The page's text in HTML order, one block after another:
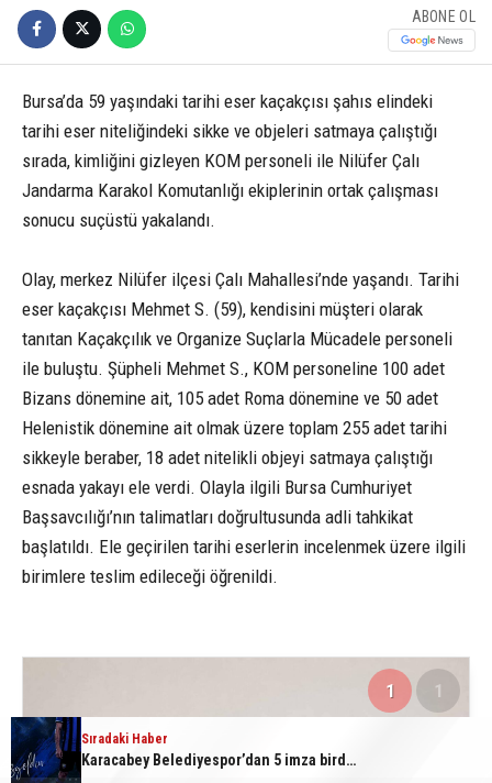
Sıradaki Haber
Tarihi eser kaçakçısı sert kayaya çarptı
ABONE OL
Bursa’da 59 yaşındaki tarihi eser kaçakçısı şahıs elindeki
tarihi eser niteliğindeki sikke ve objeleri satmaya çalıştığı
sırada, kimliğini gizleyen KOM personeli ile Nilüfer Çalı
Jandarma Karakol Komutanlığı ekiplerinin ortak çalışması
sonucu suçüstü yakalandı.
Olay, merkez Nilüfer ilçesi Çalı Mahallesi’nde yaşandı. Tarihi
eser kaçakçısı Mehmet S. (59), kendisini müşteri olarak
tanıtan Kaçakçılık ve Organize Suçlarla Mücadele personeli
ile buluştu. Şüpheli Mehmet S., KOM personeline 100 adet
Bizans dönemine ait, 105 adet Roma dönemine ve 50 adet
Helenistik dönemine ait olmak üzere toplam 255 adet tarihi
sikkeyle beraber, 18 adet nitelikli objeyi satmaya çalıştığı
esnada yakayı ele verdi. Olayla ilgili Bursa Cumhuriyet
Başsavcılığı’nın talimatları doğrultusunda adli tahkikat
başlatıldı. Ele geçirilen tarihi eserlerin incelenmek üzere ilgili
birimlere teslim edileceği öğrenildi.
1 1
Sıradaki Haber
Karacabey Belediyespor’dan 5 imza birden